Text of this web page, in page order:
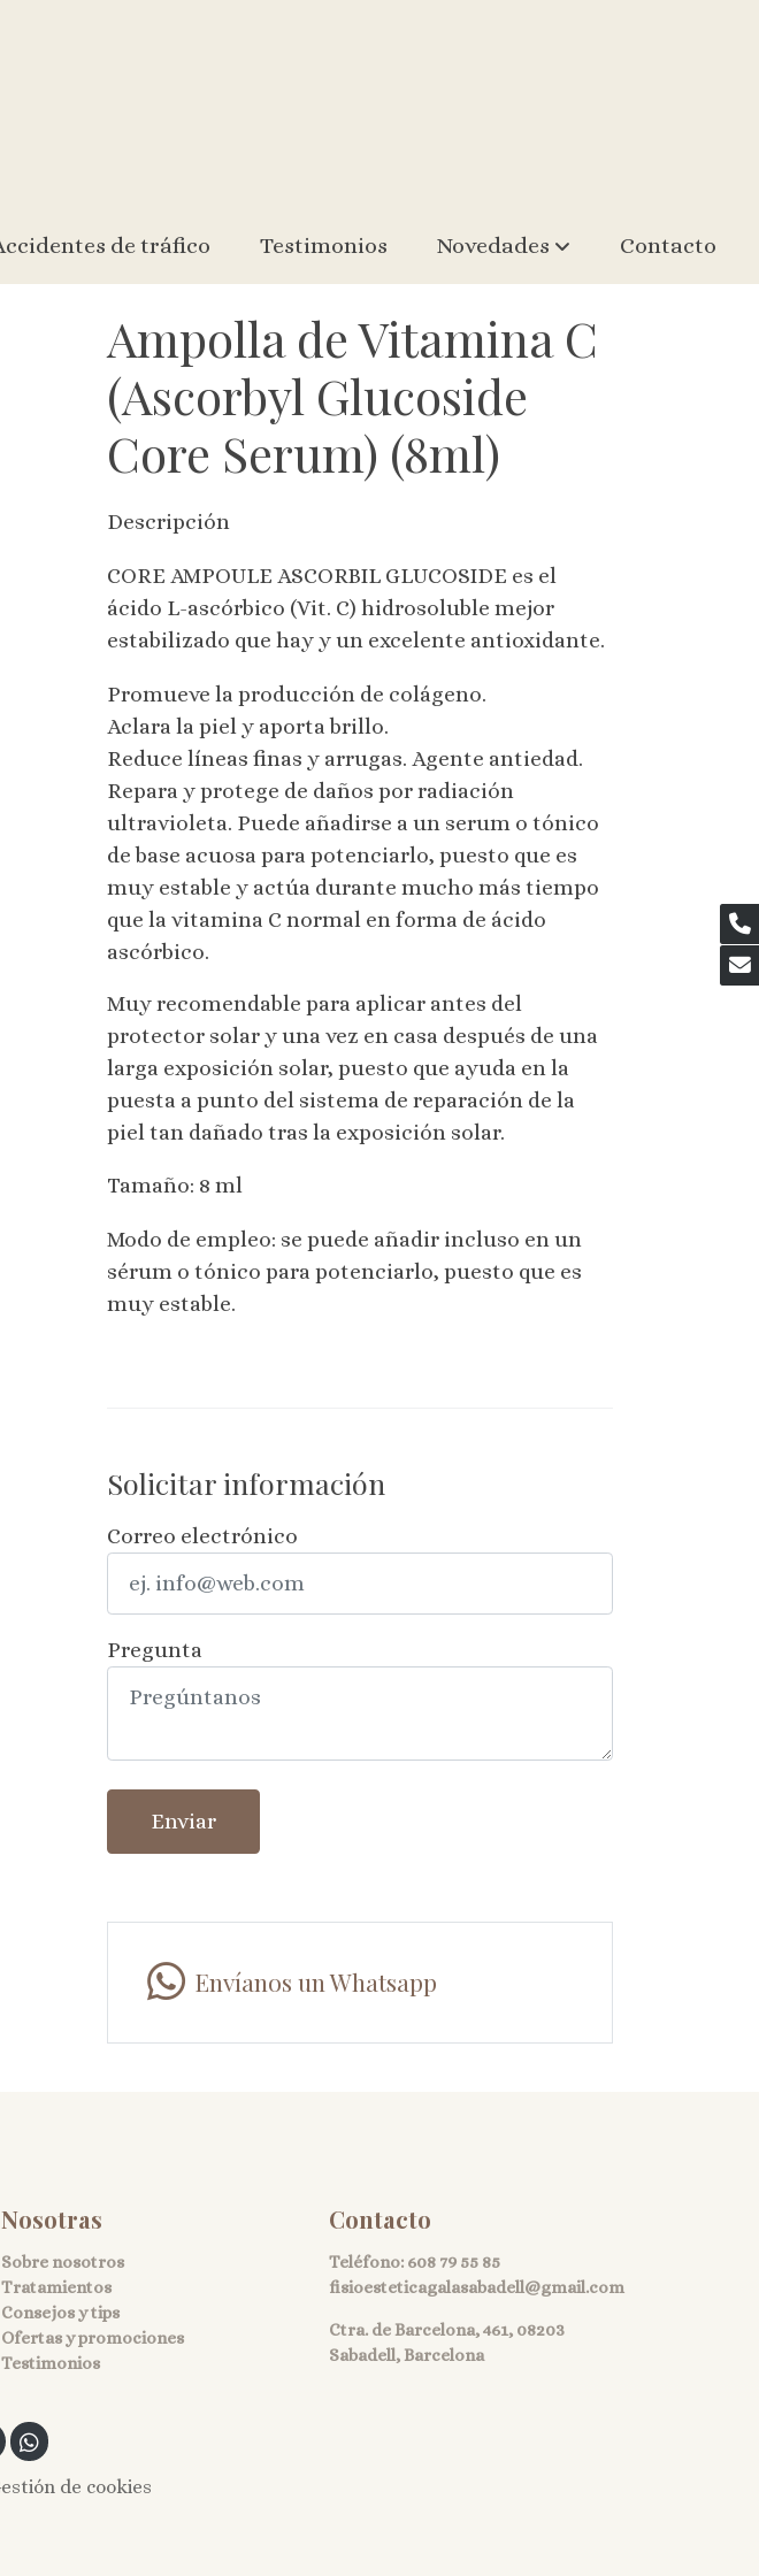
de tráfico Testimonios Novedades Contacto
Ampolla de Vitamina C
(Ascorbyl Glucoside
Core Serum) (8ml)
Descripción
CORE AMPOULE ASCORBIL GLUCOSIDE es el
ácido L-ascórbico (Vit. C) hidrosoluble mejor
estabilizado que hay y un excelente antioxidante.
Promueve la producción de colágeno.
Aclara la piel y aporta brillo.
Reduce líneas finas y arrugas. Agente antiedad.
Repara y protege de daños por radiación
ultravioleta. Puede añadirse a un serum o tónico
de base acuosa para potenciarlo, puesto que es
muy estable y actúa durante mucho más tiempo
que la vitamina C normal en forma de ácido
ascórbico.
Muy recomendable para aplicar antes del
protector solar y una vez en casa después de una
larga exposición solar, puesto que ayuda en la
puesta a punto del sistema de reparación de la
piel tan dañado tras la exposición solar.
Tamaño: 8 ml
Modo de empleo: se puede añadir incluso en un
sérum o tónico para potenciarlo, puesto que es
muy estable.
Solicitar información
Correo electrónico
Pregunta
Enviar
Envíanos un Whatsapp
Nosotras
Sobre nosotros
Tratamientos
Consejos y tips
Ofertas y promociones
Testimonios
Contacto
Teléfono: 608 79 55 85
fisioesteticagalasabadell@gmail.com
Ctra. de Barcelona, 461, 08203
Sabadell, Barcelona
de cookies